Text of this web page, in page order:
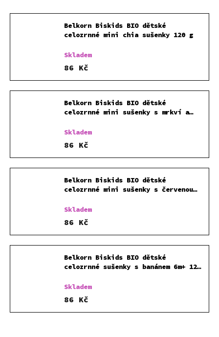
Belkorn Biskids BIO dětské
celozrnné mini chia sušenky 120 g
Skladem
86 Kč
Belkorn Biskids BIO dětské
celozrnné mini sušenky s mrkví a
Skladem
86 Kč
Belkorn Biskids BIO dětské
celozrnné mini sušenky s červenou
Skladem
86 Kč
Belkorn Biskids BIO dětské
celozrnné sušenky s banánem 6m+ 120
Skladem
86 Kč